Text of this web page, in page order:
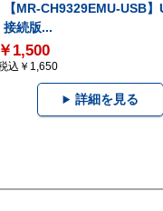
【MR-CH9329EMU-USB】
接続版...
￥1,500
込￥1,650
詳細を見る